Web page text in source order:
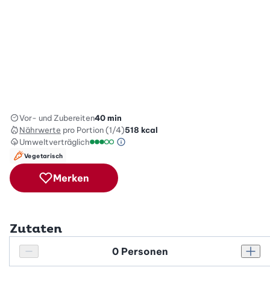
Vor- und Zubereiten40 min
Nährwerte pro Portion (1/4)518 kcal
Umweltverträglich
Green Betty Skala Info
Vegetarisch
Merken
Zutaten
Personenanzahl verringern
Personenanzahl